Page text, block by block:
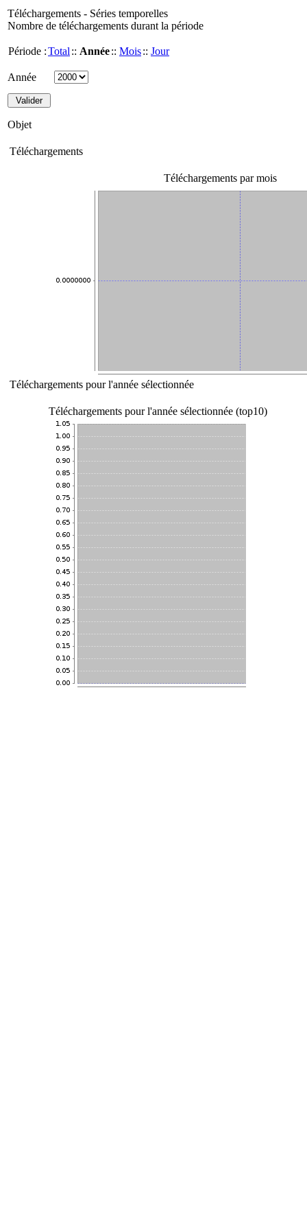
Téléchargements - Séries temporelles
Nombre de téléchargements durant la période
Période :Total :: Année:: Mois:: Jour
Année
Objet
Téléchargements
Téléchargements par mois
Téléchargements pour l'année sélectionnée
Téléchargements pour l'année sélectionnée (top10)